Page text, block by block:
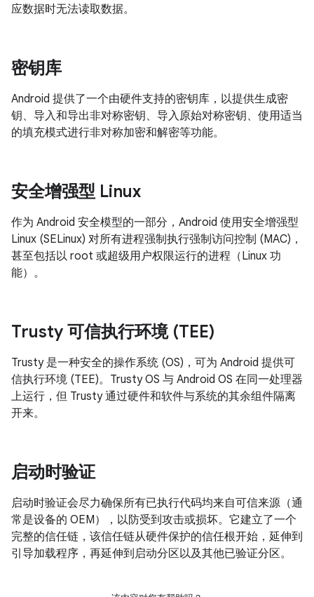
应数据时无法读取数据。
密钥库
Android 提供了一个由硬件支持的密钥库，以提供生成密
钥、导入和导出非对称密钥、导入原始对称密钥、使用适当
的填充模式进行非对称加密和解密等功能。
安全增强型 Linux
作为 Android 安全模型的一部分，Android 使用安全增强型
Linux (SELinux) 对所有进程强制执行强制访问控制 (MAC)，
甚至包括以 root 或超级用户权限运行的进程（Linux 功
能）。
Trusty 可信执行环境 (TEE)
Trusty 是一种安全的操作系统 (OS)，可为 Android 提供可
信执行环境 (TEE)。Trusty OS 与 Android OS 在同一处理器
上运行，但 Trusty 通过硬件和软件与系统的其余组件隔离
开来。
启动时验证
启动时验证会尽力确保所有已执行代码均来自可信来源（通
常是设备的 OEM），以防受到攻击或损坏。它建立了一个
完整的信任链，该信任链从硬件保护的信任根开始，延伸到
引导加载程序，再延伸到启动分区以及其他已验证分区。